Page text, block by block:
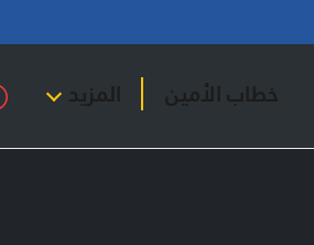
خطاب الأمين المزيد